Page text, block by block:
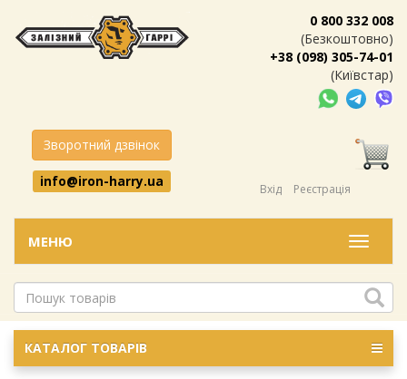
0 800 332 008
(Безкоштовно)
+38 (098) 305-74-01
(Київстар)
Зворотний дзвінок
info@iron-harry.ua
Вхід Реєстрація
Меню
МЕНЮ
КАТАЛОГ ТОВАРІВ